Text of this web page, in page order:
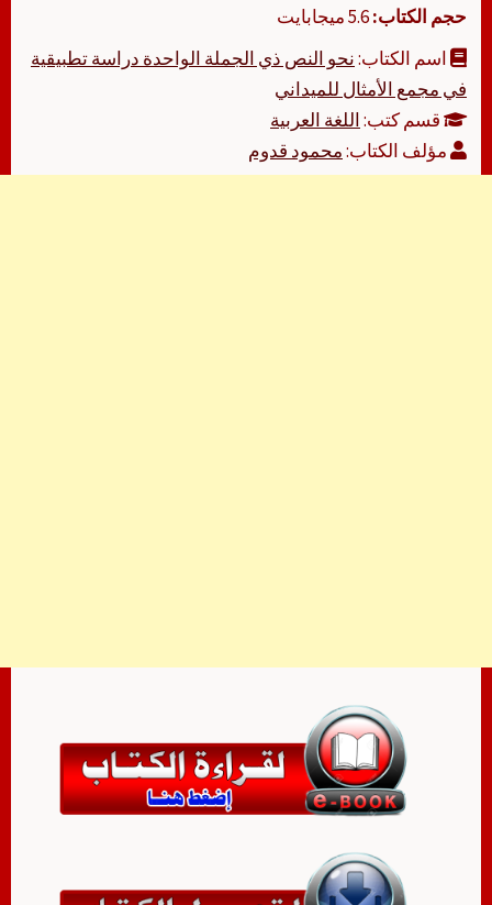
حجم الكتاب:
اسم الكتاب:نحو النص ذي الجملة الواحدة دراسة تطبيقية
في مجمع الأمثال للميداني
قسم كتب:اللغة العربية
مؤلف الكتاب:محمود قدوم